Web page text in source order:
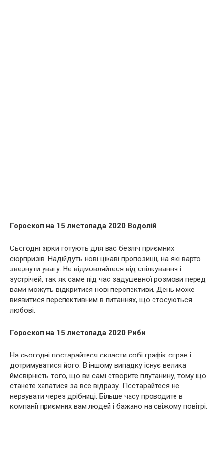
Гороскоп на 15 листопада 2020 Водолій
Сьогодні зірки готують для вас безліч приємних
сюрпризів. Надійдуть нові цікаві пропозиції, на які варто
звернути увагу. Не відмовляйтеся від спілкування і
зустрічей, так як саме під час задушевної розмови перед
вами можуть відкритися нові перспективи. День може
виявитися перспективним в питаннях, що стосуються
любові.
Гороскоп на 15 листопада 2020 Риби
На сьогодні постарайтеся скласти собі графік справ і
дотримуватися його. В іншому випадку існує велика
ймовірність того, що ви самі створите плутанину, тому що
станете хапатися за все відразу. Постарайтеся не
нервувати через дрібниці. Більше часу проводите в
компанії приємних вам людей і бажано на свіжому повітрі.